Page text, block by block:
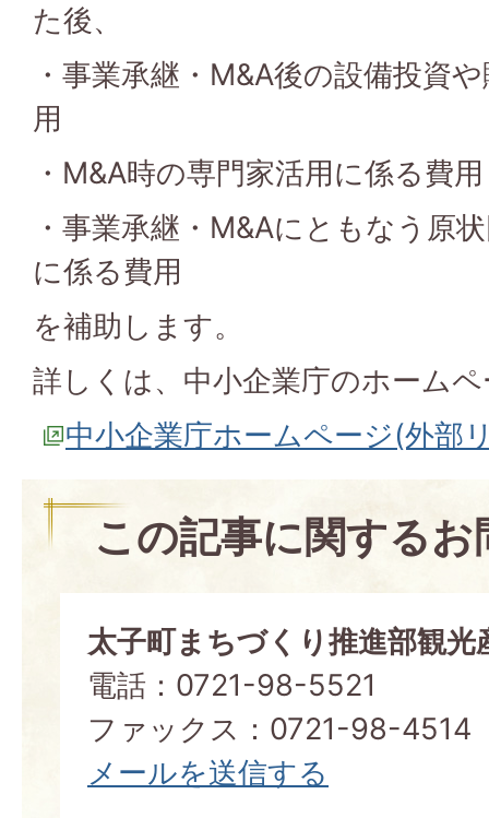
た後、
・事業承継・M&A後の設備投資
用
・M&A時の専門家活用に係る費用
・事業承継・M&Aにともなう原
に係る費用
を補助します。
詳しくは、中小企業庁のホーム
中小企業庁ホームページ(外部
この記事に関する
太子町まちづくり推進部観光
電話：0721-98-5521
ファックス：0721-98-4514
メールを送信する